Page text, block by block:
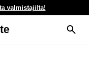
valmistajilta!